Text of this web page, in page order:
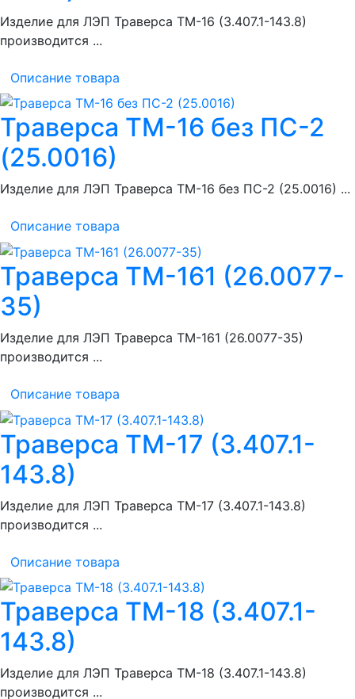
Изделие для ЛЭП Траверса ТМ-16 (3.407.1-143.8)
производится ...
Описание товара
Траверса ТМ-16 без ПС-2
(25.0016)
Изделие для ЛЭП Траверса ТМ-16 без ПС-2 (25.0016) ...
Описание товара
Траверса ТМ-161 (26.0077-
35)
Изделие для ЛЭП Траверса ТМ-161 (26.0077-35)
производится ...
Описание товара
Траверса ТМ-17 (3.407.1-
143.8)
Изделие для ЛЭП Траверса ТМ-17 (3.407.1-143.8)
производится ...
Описание товара
Траверса ТМ-18 (3.407.1-
143.8)
Изделие для ЛЭП Траверса ТМ-18 (3.407.1-143.8)
производится ...